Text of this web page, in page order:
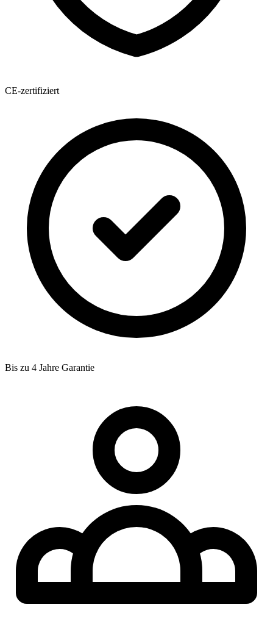
CE-zertifiziert
Bis zu 4 Jahre Garantie